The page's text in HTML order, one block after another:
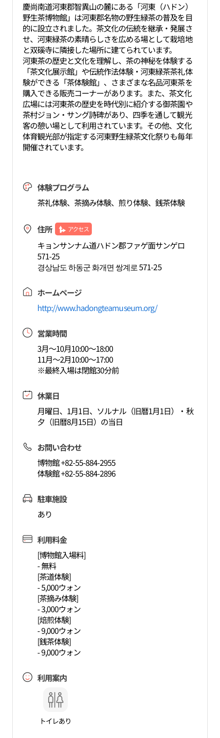
慶尚南道河東郡智異山の麓にある「河東（ハドン）
野生茶博物館」は河東郡名物の野生緑茶の普及を目
的に設立されました。茶文化の伝統を継承・発展さ
せ、河東緑茶の素晴らしさを広める場として栽培地
と双磎寺に隣接した場所に建てられています。
河東茶の歴史と文化を理解し、茶の神秘を体験する
「茶文化展示館」や伝統作法体験・河東緑茶茶礼体
験ができる「茶体験館」、さまざまな名品河東茶を
購入できる販売コーナーがあります。また、茶文化
広場には河東茶の歴史を時代別に紹介する御茶園や
茶村ジョン・サング詩碑があり、四季を通して観光
客の憩い場として利用されています。その他、文化
体育観光部が指定する河東野生緑茶文化祭りも毎年
開催されています。
体験プログラム
茶礼体験、茶摘み体験、煎り体験、銭茶体験
住所 アクセス
キョンサンナム道ハドン郡ファゲ面サンゲロ
571-25
경상남도 하동군 화개면 쌍계로 571-25
ホームページ
http://www.hadongteamuseum.org/
営業時間
3月～10月10:00～18:00
11月～2月10:00～17:00
※最終入場は閉館30分前
休業日
月曜日、1月1日、ソルナル（旧暦1月1日）・秋
夕（旧暦8月15日）の当日
お問い合わせ
博物館 +82-55-884-2955
体験館 +82-55-884-2896
駐車施設
あり
利用料金
[博物館入場料]
- 無料
[茶道体験]
- 5,000ウォン
[茶摘み体験]
- 3,000ウォン
[焙煎体験]
- 9,000ウォン
[銭茶体験]
- 9,000ウォン
利用案内
トイレあり